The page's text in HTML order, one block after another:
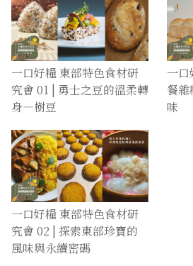
一口好糧 東部特色食材研
究會 01 | 勇士之豆的溫柔轉
身—樹豆
一口
餐
味
一口好糧 東部特色食材研
究會 02 | 探索東部珍寶的
風味與永續密碼